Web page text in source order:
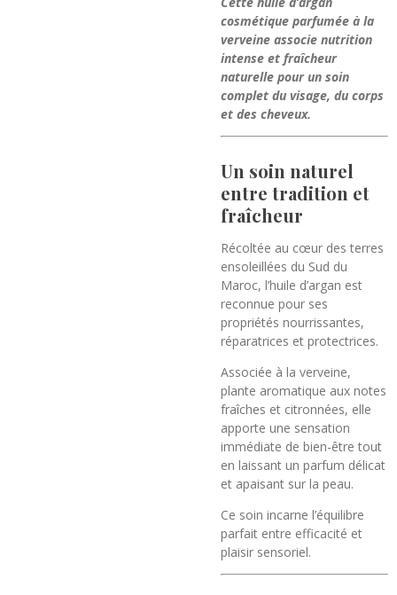
cosmétique parfumée à la
verveine associe nutrition
intense et fraîcheur
naturelle pour un soin
complet du visage, du corps
et des cheveux.
Un soin naturel
entre tradition et
fraîcheur
Récoltée au cœur des terres
ensoleillées du Sud du
Maroc, l’huile d’argan est
reconnue pour ses
propriétés nourrissantes,
réparatrices et protectrices.
Associée à la verveine,
plante aromatique aux notes
fraîches et citronnées, elle
apporte une sensation
immédiate de bien-être tout
en laissant un parfum délicat
et apaisant sur la peau.
Ce soin incarne l’équilibre
parfait entre efficacité et
plaisir sensoriel.